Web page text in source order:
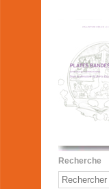
Recherche